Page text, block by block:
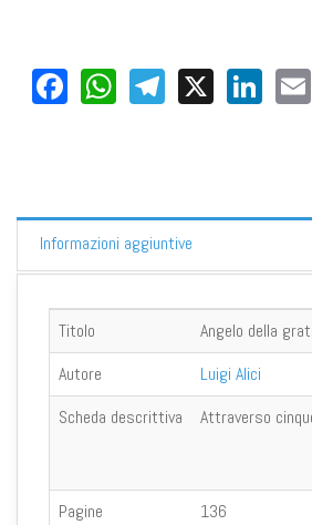
Facebook
WhatsApp
Telegram
X
Informazioni aggiuntive
Titolo
Angelo della
Autore
Luigi Alici
Scheda descrittiva
Attraverso
Pagine
136